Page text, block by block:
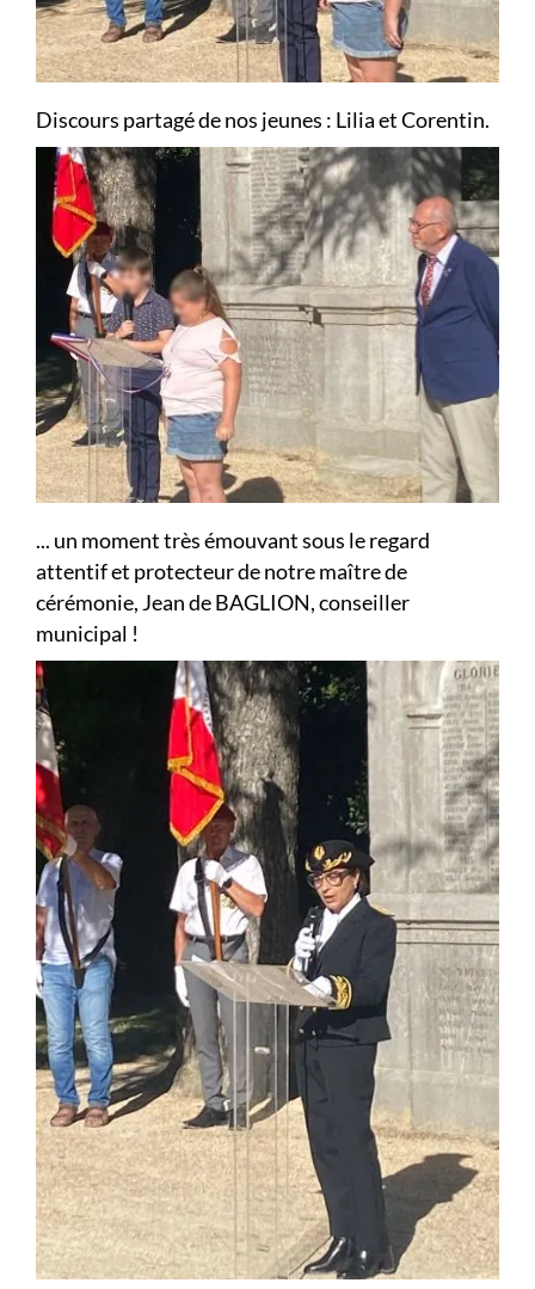
Discours partagé de nos jeunes : Lilia et Corentin.
... un moment très émouvant sous le regard
attentif et protecteur de notre maître de
cérémonie, Jean de BAGLION, conseiller
municipal !